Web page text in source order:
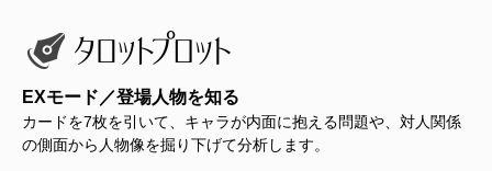
EXモード／登場人物を知る
カードを7枚を引いて、キャラが内面に抱える問題や、対人関係
の側面から人物像を掘り下げて分析します。